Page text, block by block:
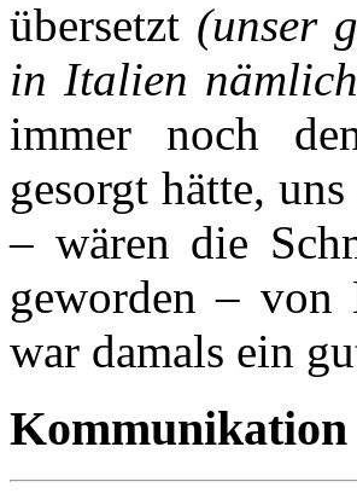
übersetzt (unser
in Italien
immer noch
gesorgt hätte,
– wären die
geworden – von
war damals ein
Kommunikation